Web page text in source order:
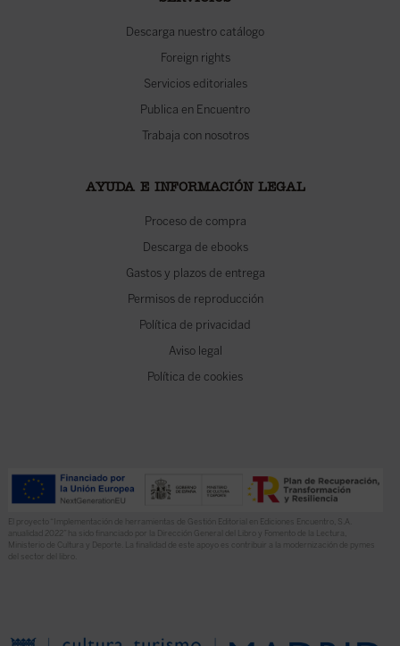
Descarga nuestro catálogo
Foreign rights
Servicios editoriales
Publica en Encuentro
Trabaja con nosotros
AYUDA E INFORMACIÓN LEGAL
Proceso de compra
Descarga de ebooks
Gastos y plazos de entrega
Permisos de reproducción
Política de privacidad
Aviso legal
Política de cookies
El proyecto “Implementación de herramientas de Gestión Editorial en Ediciones Encuentro, S.A.
anualidad 2022” ha sido financiado por la Dirección General del Libro y Fomento de la Lectura,
Ministerio de Cultura y Deporte. La finalidad de este apoyo es contribuir a la modernización de pymes
del sector del libro.